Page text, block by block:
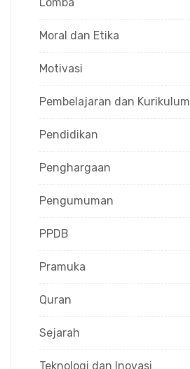
Moral dan Etika
Motivasi
Pembelajaran dan Kurikulum
Pendidikan
Penghargaan
Pengumuman
PPDB
Pramuka
Quran
Sejarah
Teknologi dan Inovasi